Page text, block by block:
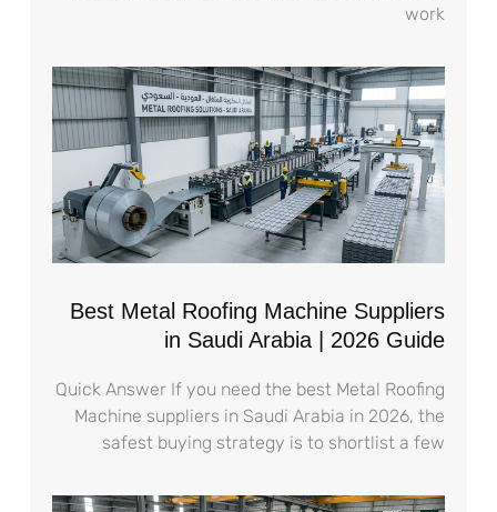
work
Best Metal Roofing Machine Suppliers
in Saudi Arabia | 2026 Guide
Quick Answer If you need the best Metal Roofing
Machine suppliers in Saudi Arabia in 2026, the
safest buying strategy is to shortlist a few